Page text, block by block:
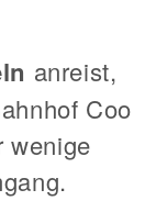
anreist,
Coo
wenige